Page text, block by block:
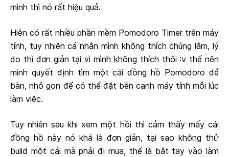
mình thì nó rất hiệu quả.
Hiện có rất nhiều phần mềm Pomodoro Timer trên máy
tính, tuy nhiên cá nhân mình không thích chúng lắm, lý
do thì đơn giản tại vì mình không thích thôi :v thế nên
mình quyết định tìm một cái đồng hồ Pomodoro để
bàn, nhỏ gọn để có thể đặt bên cạnh máy tính mỗi lúc
làm việc.
Tuy nhiên sau khi xem một hồi thì cảm thấy mấy cái
đồng hồ này nó khá là đơn giản, tại sao không thử
build một cái mà phải đi mua, thế là bắt tay vào làm